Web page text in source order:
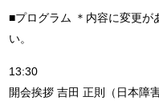
■プログラム ＊内容に変更が
い。
13:30
開会挨拶 吉田 正則（日本障